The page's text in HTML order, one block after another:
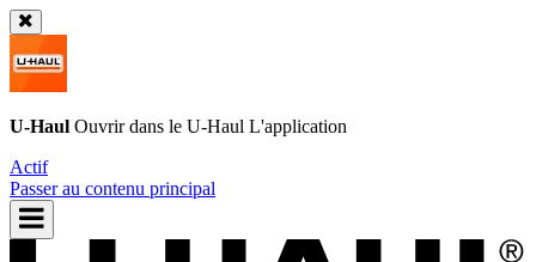
U-Haul Ouvrir dans le U-Haul L'application
Actif
Passer au contenu principal